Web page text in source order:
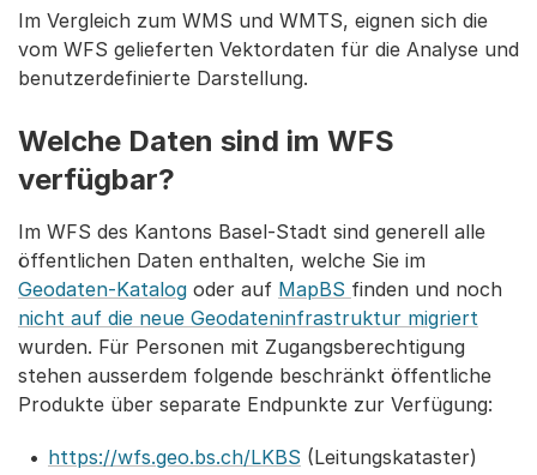
Im Vergleich zum WMS und WMTS, eignen sich die
vom WFS gelieferten Vektordaten für die Analyse und
benutzerdefinierte Darstellung.
Welche Daten sind im WFS
verfügbar?
Im WFS des Kantons Basel-Stadt sind generell alle
öffentlichen Daten enthalten, welche Sie im
Geodaten-Katalog oder auf MapBS finden und noch
nicht auf die neue Geodateninfrastruktur migriert
wurden. Für Personen mit Zugangsberechtigung
stehen ausserdem folgende beschränkt öffentliche
Produkte über separate Endpunkte zur Verfügung:
https://wfs.geo.bs.ch/LKBS (Leitungskataster)